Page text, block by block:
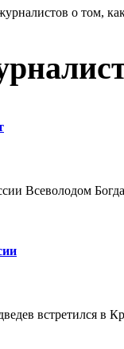
о том,
Всеволодом
встретился в